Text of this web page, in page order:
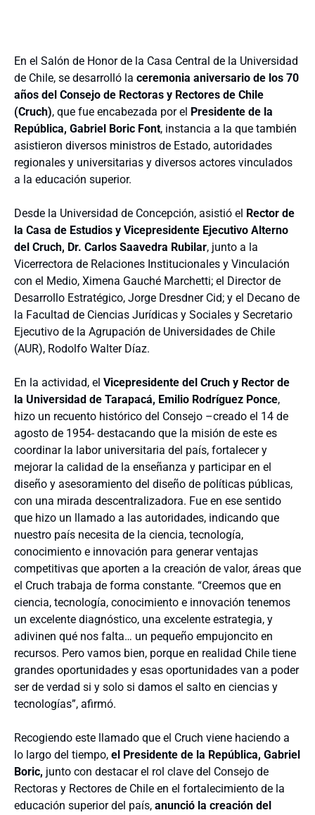
En el Salón de Honor de la Casa Central de la Universidad
de Chile, se desarrolló la ceremonia aniversario de los 70
años del Consejo de Rectoras y Rectores de Chile
(Cruch), que fue encabezada por el Presidente de la
República, Gabriel Boric Font, instancia a la que también
asistieron diversos ministros de Estado, autoridades
regionales y universitarias y diversos actores vinculados
a la educación superior.
Desde la Universidad de Concepción, asistió el Rector de
la Casa de Estudios y Vicepresidente Ejecutivo Alterno
del Cruch, Dr. Carlos Saavedra Rubilar, junto a la
Vicerrectora de Relaciones Institucionales y Vinculación
con el Medio, Ximena Gauché Marchetti; el Director de
Desarrollo Estratégico, Jorge Dresdner Cid; y el Decano de
la Facultad de Ciencias Jurídicas y Sociales y Secretario
Ejecutivo de la Agrupación de Universidades de Chile
(AUR), Rodolfo Walter Díaz.
En la actividad, el Vicepresidente del Cruch y Rector de
la Universidad de Tarapacá, Emilio Rodríguez Ponce,
hizo un recuento histórico del Consejo –creado el 14 de
agosto de 1954- destacando que la misión de este es
coordinar la labor universitaria del país, fortalecer y
mejorar la calidad de la enseñanza y participar en el
diseño y asesoramiento del diseño de políticas públicas,
con una mirada descentralizadora. Fue en ese sentido
que hizo un llamado a las autoridades, indicando que
nuestro país necesita de la ciencia, tecnología,
conocimiento e innovación para generar ventajas
competitivas que aporten a la creación de valor, áreas que
el Cruch trabaja de forma constante. “Creemos que en
ciencia, tecnología, conocimiento e innovación tenemos
un excelente diagnóstico, una excelente estrategia, y
adivinen qué nos falta… un pequeño empujoncito en
recursos. Pero vamos bien, porque en realidad Chile tiene
grandes oportunidades y esas oportunidades van a poder
ser de verdad si y solo si damos el salto en ciencias y
tecnologías”, afirmó.
Recogiendo este llamado que el Cruch viene haciendo a
lo largo del tiempo, el Presidente de la República, Gabriel
Boric, junto con destacar el rol clave del Consejo de
Rectoras y Rectores de Chile en el fortalecimiento de la
educación superior del país, anunció la creación del